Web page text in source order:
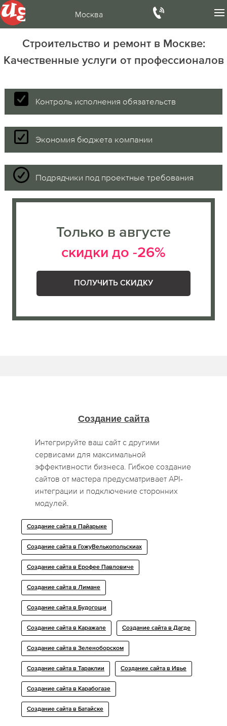
Москва
Строительство и ремонт в Москве:
Качественные услуги от профессионалов
Контроль исполнения обязательств
Экономия бюджета компании
Подрядчики под проектные требования
Только в августе
скидки до -26%
ПОЛУЧИТЬ СКИДКУ
Создание сайта
Интегрируйте ваш сайт с другими
сервисами для максимальной
эффективности бизнеса. Гибкое создание
сайтов от мастера предусматривает API-
интеграции и подключение сторонних
модулей.
Создание сайта в Пайарыке
Создание сайта в ГожyВелькопольскиах
Создание сайта в Ерофее Павловиче
Создание сайта в Лимане
Создание сайта в Будогощи
Создание сайта в Каражале Создание сайта в Дагде
Создание сайта в Зеленоборском
Создание сайта в Тараклии Создание сайта в Ивье
Создание сайта в Карабогазе
Создание сайта в Батайске